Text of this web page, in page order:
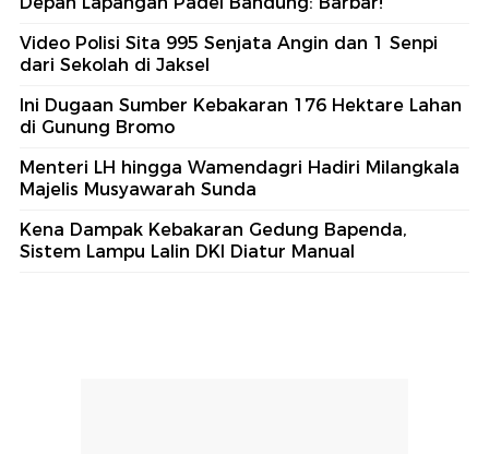
Video Polisi Sita 995 Senjata Angin dan 1 Senpi
dari Sekolah di Jaksel
Ini Dugaan Sumber Kebakaran 176 Hektare Lahan
di Gunung Bromo
Menteri LH hingga Wamendagri Hadiri Milangkala
Majelis Musyawarah Sunda
Kena Dampak Kebakaran Gedung Bapenda,
Sistem Lampu Lalin DKI Diatur Manual